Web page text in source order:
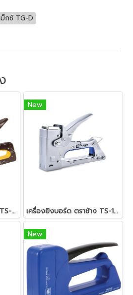
กซ์ TG-D
เครื่องยิงบอร์ด AROMA TS-13H
New
เครื่องยิงบอร์ด ตราช้าง TS-13H
New